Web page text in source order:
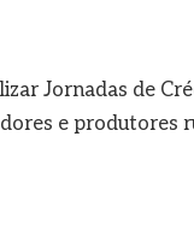
Jornadas de
e produtores